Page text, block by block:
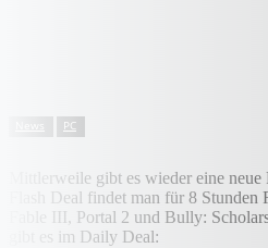
PC
Mittlerweile gibt es wieder eine
Flash Deal findet man für 8
Fable III, Portal 2 und Bully:
gibt es im Daily Deal: